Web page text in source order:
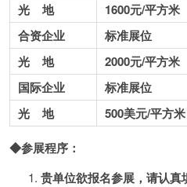
光 地
1600元/平方米
合资企业
标准展位
光 地
2000元/平方米
国际企业
标准展位
光 地
500美元/平方米
◆参展程序：
贵单位欲报名参展，请认